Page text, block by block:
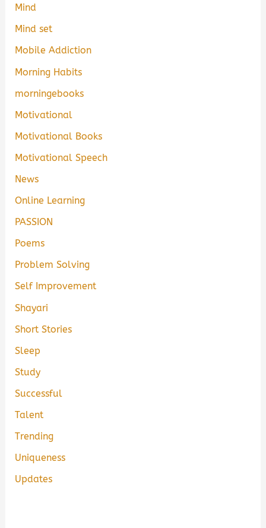
Mind
Mind set
Mobile Addiction
Morning Habits
morningebooks
Motivational
Motivational Books
Motivational Speech
News
Online Learning
PASSION
Poems
Problem Solving
Self Improvement
Shayari
Short Stories
Sleep
Study
Successful
Talent
Trending
Uniqueness
Updates